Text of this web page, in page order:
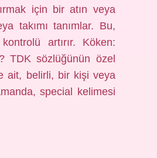
için bir atın veya
takımı tanımlar. Bu,
artırır. Köken:
TDK sözlüğünün özel
ait, belirli, bir kişi veya
special kelimesi